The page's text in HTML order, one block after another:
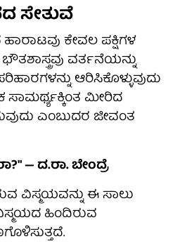
ಸೇತುವೆ
ಕೇವಲ ಪಕ್ಷಿಗಳ
ವರ್ತನೆಯನ್ನು
ಆರಿಸಿಕೊಳ್ಳುವುದು
ಸಾಮರ್ಥ್ಯಕ್ಕಿಂತ ಮೀರಿದ
ಎಂಬುದರ ಜೀವಂತ
— ದ.ರಾ. ಬೇಂದ್ರೆ
ವಿಸ್ಮಯವನ್ನು ಈ ಸಾಲು
ವಿಸ್ಮಯದ ಹಿಂದಿರುವ